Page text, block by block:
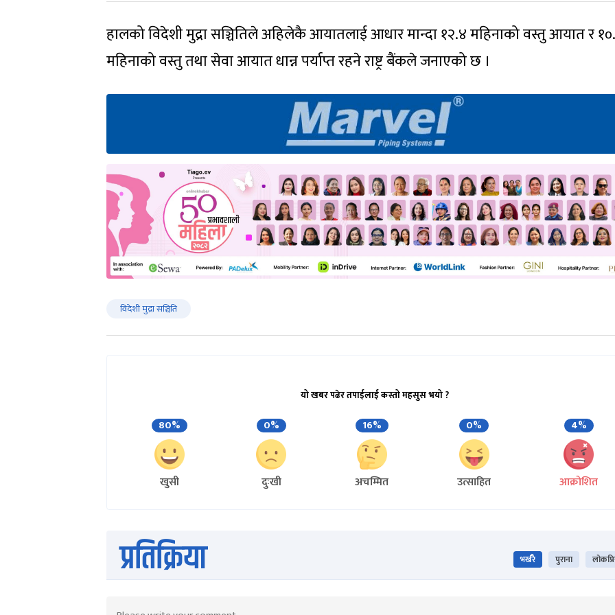
हालको विदेशी मुद्रा सञ्चितिले अहिलेकै आयातलाई आधार मान्दा १२.४ महिनाको वस्तु आयात र
महिनाको वस्तु तथा सेवा आयात धान्न पर्याप्त रहने राष्ट्र बैंकले जनाएको छ ।
विदेशी मुद्रा सञ्चिति
यो खबर पढेर तपाईलाई कस्तो महसुस भयो ?
80%
खुसी
0%
दुःखी
16%
अचम्मित
0%
उत्साहित
4%
आक्रोशित
प्रतिक्रिया भर्खरै पुराना